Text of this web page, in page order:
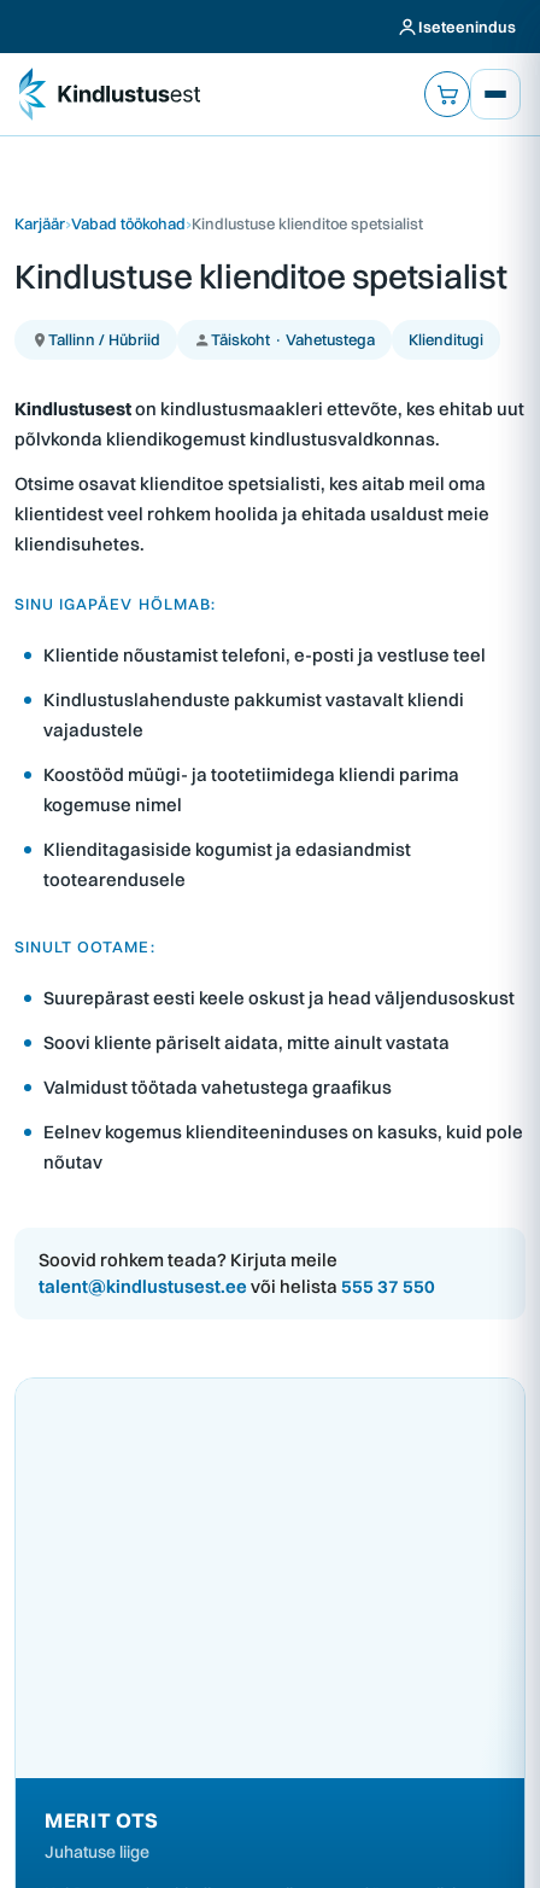
Iseteenindus
Karjäär›Vabad töökohad›Kindlustuse klienditoe spetsialist
Kindlustuse klienditoe spetsialist
Tallinn / Hübriid Täiskoht · Vahetustega Klienditugi
Kindlustuseston kindlustusmaakleri ettevõte, kes ehitab uut
põlvkonda kliendikogemust kindlustusvaldkonnas.
Otsime osavat klienditoe spetsialisti, kes aitab meil oma
klientidest veel rohkem hoolida ja ehitada usaldust meie
kliendisuhetes.
SINU IGAPÄEV HÕLMAB:
Klientide nõustamist telefoni, e-posti ja vestluse teel
Kindlustuslahenduste pakkumist vastavalt kliendi
vajadustele
Koostööd müügi- ja tootetiimidega kliendi parima
kogemuse nimel
Klienditagasiside kogumist ja edasiandmist
tootearendusele
SINULT OOTAME:
Suurepärast eesti keele oskust ja head väljendusoskust
Soovi kliente päriselt aidata, mitte ainult vastata
Valmidust töötada vahetustega graafikus
Eelnev kogemus klienditeeninduses on kasuks, kuid pole
nõutav
Soovid rohkem teada? Kirjuta meile
talent@kindlustusest.ee või helista 555 37 550
MERIT OTS
Juhatuse liige